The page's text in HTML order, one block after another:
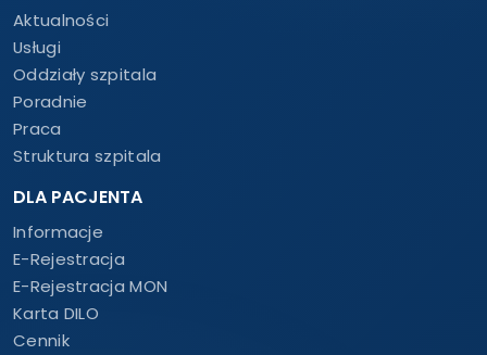
Aktualności
Usługi
Oddziały szpitala
Poradnie
Praca
Struktura szpitala
DLA PACJENTA
Informacje
E-Rejestracja
E-Rejestracja MON
Karta DILO
Cennik